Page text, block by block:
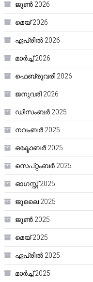
ജൂൺ 2026
മെയ്‌ 2026
ഏപ്രിൽ 2026
മാർച്ച്‌ 2026
ഫെബ്രുവരി 2026
ജനുവരി 2026
ഡിസംബർ 2025
നവംബർ 2025
ഒക്ടോബർ 2025
സെപ്റ്റംബർ 2025
ഓഗസ്റ്റ്‌ 2025
ജൂലൈ 2025
ജൂൺ 2025
മെയ്‌ 2025
ഏപ്രിൽ 2025
മാർച്ച്‌ 2025